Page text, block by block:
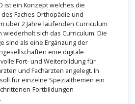
ist ein Konzept welches die
Faches Orthopädie und
über 2 Jahre laufenden Curriculum
wiederholt sich das Curriculum. Die
sind als eine Ergänzung der
eine digitale
Fort- und Weiterbildung für
und Fachärzten angelegt. In
für einzelne Spezialthemen ein
Fortbildungen